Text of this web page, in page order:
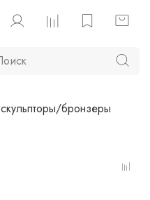
скульпторы/бронзеры